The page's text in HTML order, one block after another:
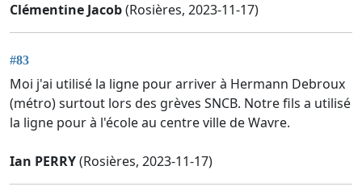
Clémentine Jacob(Rosières, 2023-11-17)
#83
Moi j'ai utilisé la ligne pour arriver à Hermann Debroux
(métro) surtout lors des grèves SNCB. Notre fils a utilisé
la ligne pour à l'école au centre ville de Wavre.
Ian PERRY(Rosières, 2023-11-17)